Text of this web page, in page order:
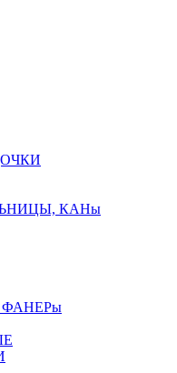
КАНы